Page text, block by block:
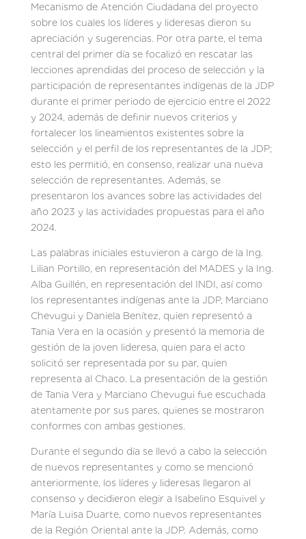
Mecanismo de Atención Ciudadana del proyecto
sobre los cuales los líderes y lideresas dieron su
apreciación y sugerencias. Por otra parte, el tema
central del primer día se focalizó en rescatar las
lecciones aprendidas del proceso de selección y la
participación de representantes indígenas de la JDP
durante el primer periodo de ejercicio entre el 2022
y 2024, además de definir nuevos criterios y
fortalecer los lineamientos existentes sobre la
selección y el perfil de los representantes de la JDP;
esto les permitió, en consenso, realizar una nueva
selección de representantes. Además, se
presentaron los avances sobre las actividades del
año 2023 y las actividades propuestas para el año
2024.
Las palabras iniciales estuvieron a cargo de la Ing.
Lilian Portillo, en representación del MADES y la Ing.
Alba Guillén, en representación del INDI, así como
los representantes indígenas ante la JDP, Marciano
Chevugui y Daniela Benítez, quien representó a
Tania Vera en la ocasión y presentó la memoria de
gestión de la joven lideresa, quien para el acto
solicitó ser representada por su par, quien
representa al Chaco. La presentación de la gestión
de Tania Vera y Marciano Chevugui fue escuchada
atentamente por sus pares, quienes se mostraron
conformes con ambas gestiones.
Durante el segundo día se llevó a cabo la selección
de nuevos representantes y como se mencionó
anteriormente, los líderes y lideresas llegaron al
consenso y decidieron elegir a Isabelino Esquivel y
María Luisa Duarte, como nuevos representantes
de la Región Oriental ante la JDP. Además, como